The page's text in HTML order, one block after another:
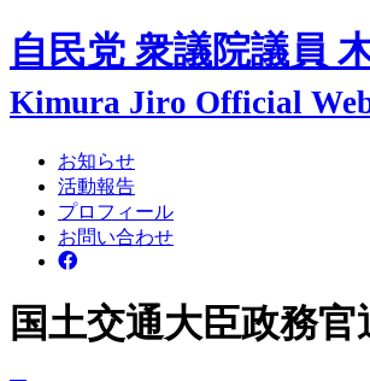
自民党 衆議院議員
Kimura Jiro Official
お知らせ
活動報告
プロフィール
お問い合わせ
国土交通大臣政務官